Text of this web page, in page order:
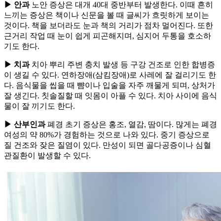
▶ 안과노안 증상은 대개 40대 중반부터 발생한다. 이때 흔히
느끼는 증상은 책이나 신문을 볼 때 글씨가 흐릿하게 보이는
것이다. 책을 보더라도 눈과 책의 거리가 점차 멀어진다. 또한
근거리 작업 때 눈이 쉽게 피곤해지며, 심지어 두통을 호소하
기도 한다.
▶ 치과치아 뿌리 주변 충치 발생 등 구강 건조로 인한 합병증
이 생길 수 있다. 연하장애(삼킴장애)로 사레에 잘 걸리기도 한
다. 음식물을 씹을 때 뺨이나 입술을 자주 깨물게 되며, 상처가
잘 생긴다. 칫솔질할 때 잇몸이 아플 수 있다. 치아 사이에 음식
물이 잘 끼기도 한다.
▶ 산부인과폐경 초기 증상은 홍조, 열감, 땀이다. 많게는 폐경
여성의 약 80%가 경험하는 것으로 나와 있다. 중기 증상으로
질 건조와 잦은 질염이 있다. 만성이 되면 골다공증이나 심혈
관질환이 발생할 수 있다.